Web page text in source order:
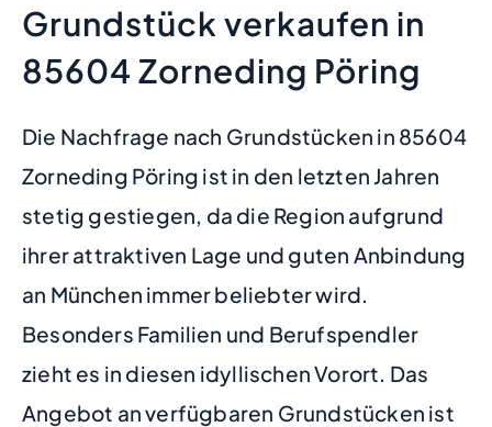
Grundstück verkaufen in
85604 Zorneding Pöring
Die Nachfrage nach Grundstücken in 85604
Zorneding Pöring ist in den letzten Jahren
stetig gestiegen, da die Region aufgrund
ihrer attraktiven Lage und guten Anbindung
an München immer beliebter wird.
Besonders Familien und Berufspendler
zieht es in diesen idyllischen Vorort. Das
Angebot an verfügbaren Grundstücken ist